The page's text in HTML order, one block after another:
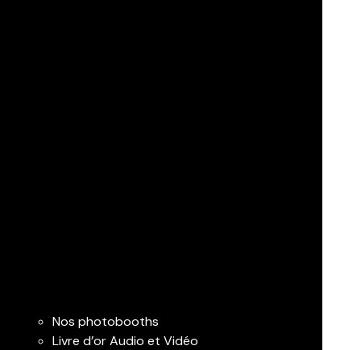
Nos photobooths
Livre d’or Audio et Vidéo